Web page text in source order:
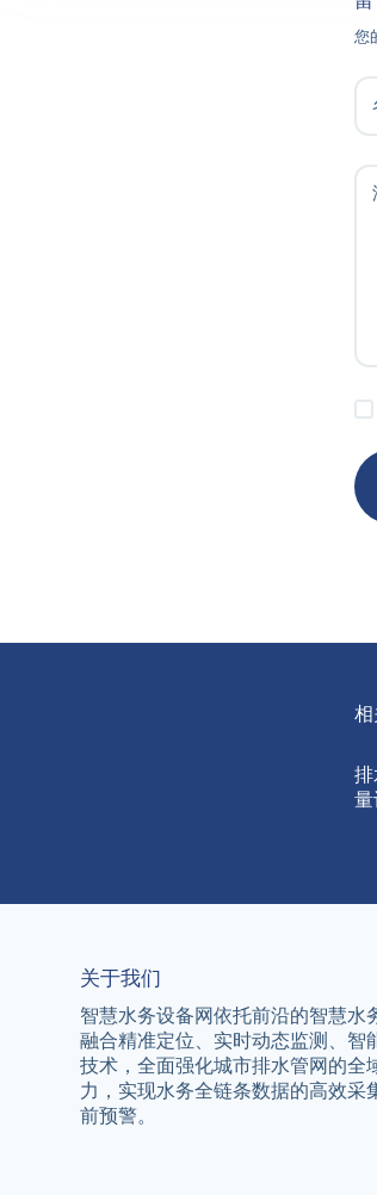
您
相
排
量
关于我们
智慧水务设备网依托前沿的智慧水
融合精准定位、实时动态监测、智
技术，全面强化城市排水管网的全
力，实现水务全链条数据的高效采
前预警。